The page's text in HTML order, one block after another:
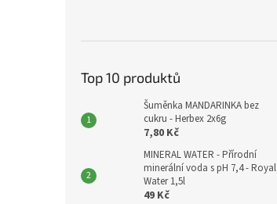
Top 10 produktů
Šuměnka MANDARINKA bez
cukru - Herbex 2x6g
7,80 Kč
MINERAL WATER - Přírodní
minerální voda s pH 7,4 - Royal
Water 1,5l
49 Kč